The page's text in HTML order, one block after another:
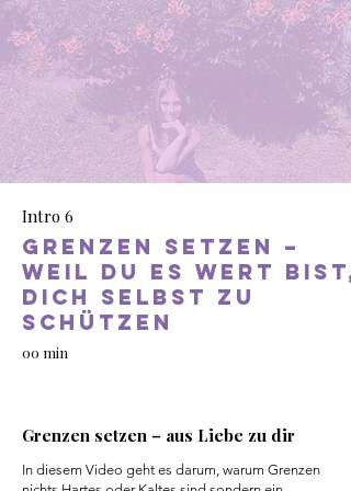
Intro 6
Grenzen setzen –
weil du es wert bist,
dich selbst zu
schützen
00 min
Grenzen setzen – aus Liebe zu dir
In diesem Video geht es darum, warum Grenzen